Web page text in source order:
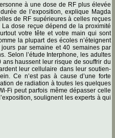
à une dose de RF plus élevée
de l’exposition, explique Magda
de RF supérieures à celles reçues
dose reçue dépend de la proximité
votre tête et votre main qui sont
la plupart des écoles n’éteignent
par semaine et 40 semaines par
Selon l’étude Interphone, les adultes
haussent leur risque de souffrir du
leur cellulaire dans leur soutien-
Ce n’est pas à cause d’une forte
de radiation à toutes les quelques
Fi peut parfois même dépasser celle
soulignent les experts à qui